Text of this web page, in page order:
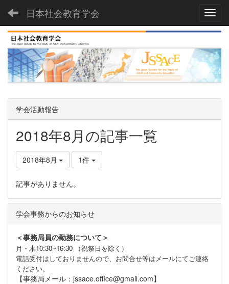
日本社会教育学会
学会活動報告
2018年8月の記事一覧
2018年8月 1件
記事がありません。
学会事務からのお知らせ
＜事務局員の勤務について＞
月・木10:30~16:30 （祝祭日を除く）
電話受付はしておりませんので、お問合せ等はメールにてご連絡
ください。
【事務局メール：jssace.office@gmail.com】